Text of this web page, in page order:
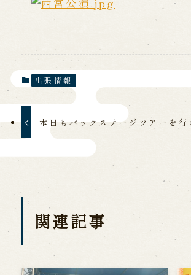
出張情報
本日もバックステージツアーを
関連記事